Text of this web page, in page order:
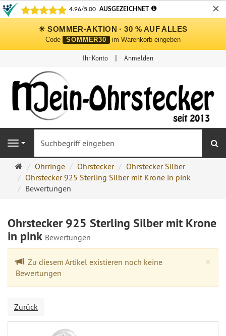
✕
☀ SOMMER-AKTION · 30 % AUF ALLES
Code SOMMER30 im Warenkorb eingeben
Ihr Konto Anmelden
Navigation
Ohrringe
Ohrstecker
Onlineshop
Ohrringe Ohrstecker
Ohrstecker Silber
Ohrstecker 925 Sterling Silber mit Krone in pink
Bewertungen
Ohrstecker 925 Sterling Silber mit Krone
in pink Bewertungen
×
Zu diesem Artikel existieren noch keine
Bewertungen
Zurück